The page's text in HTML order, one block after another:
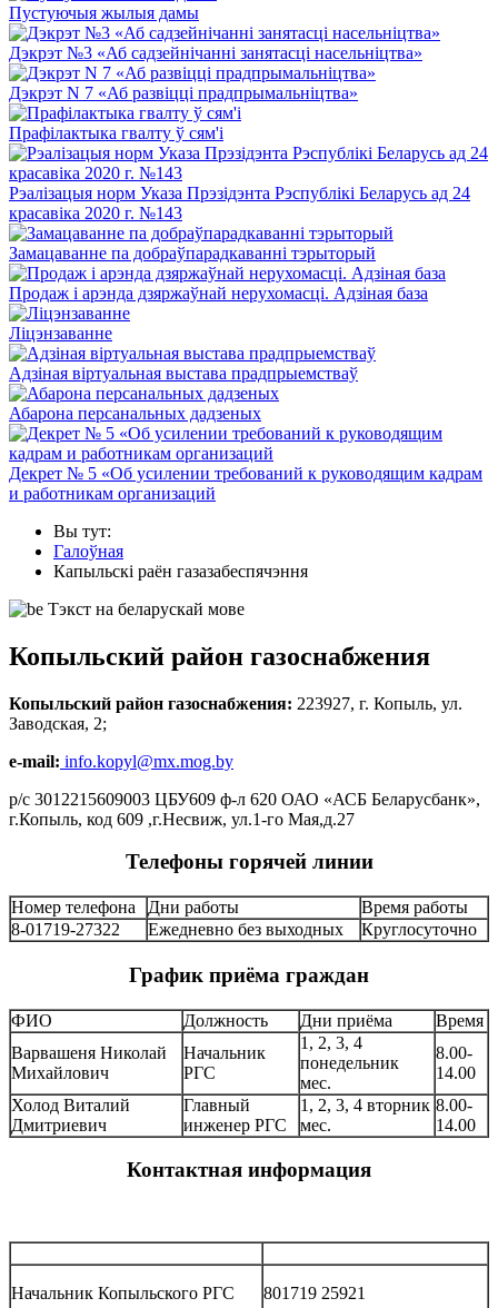
Пустуючыя жылыя дамы
Дэкрэт №3 «Аб садзейнічанні занятасці насельніцтва»
Дэкрэт N 7 «Аб развіцці прадпрымальніцтва»
Прафілактыка гвалту ў сям'і
Рэалізацыя норм Указа Прэзідэнта Рэспублікі Беларусь ад 24
красавіка 2020 г. №143
Замацаванне па добраўпарадкаванні тэрыторый
Продаж і арэнда дзяржаўнай нерухомасці. Адзіная база
Ліцэнзаванне
Адзіная віртуальная выстава прадпрыемстваў
Абарона персанальных дадзеных
Декрет № 5 «Об усилении требований к руководящим кадрам
и работникам организаций
Вы тут:
Галоўная
Капыльскі раён газазабеспячэння
Тэкст на беларускай мове
Копыльский район газоснабжения
Копыльский район газоснабжения: 223927, г. Копыль, ул.
Заводская, 2;
e-mail: info.kopyl@mx.mog.by
р/с 3012215609003 ЦБУ609 ф-л 620 ОАО «АСБ Беларусбанк»,
г.Копыль, код 609 ,г.Несвиж, ул.1-го Мая,д.27
Телефоны горячей линии
Номер телефона Дни работы
Время работы
8-01719-27322
Ежедневно без выходных Круглосуточно
График приёма граждан
ФИО Должность Дни приёма
Время
Варвашеня Николай
Михайлович
Начальник
РГС
1, 2, 3, 4
понедельник
мес.
8.00-
14.00
Холод Виталий
Дмитриевич
Главный
инженер РГС
1, 2, 3, 4 вторник
мес.
8.00-
14.00
Контактная информация
Начальник Копыльского РГС 801719 25921